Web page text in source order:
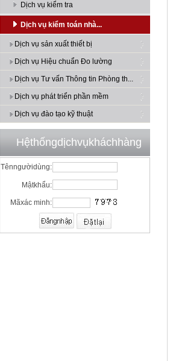
Dịch vụ kiểm tra
Dịch vụ kiểm toán nhà...
Dịch vụ sản xuất thiết bị
Dịch vụ Hiệu chuẩn Đo lường
Dịch vụ Tư vấn Thông tin Phòng th...
Dịch vụ phát triển phần mềm
Dịch vụ đào tạo kỹ thuật
Hệthốngdịchvụkháchhàng
Tênngườidùng:
Mậtkhẩu:
Mãxác minh: